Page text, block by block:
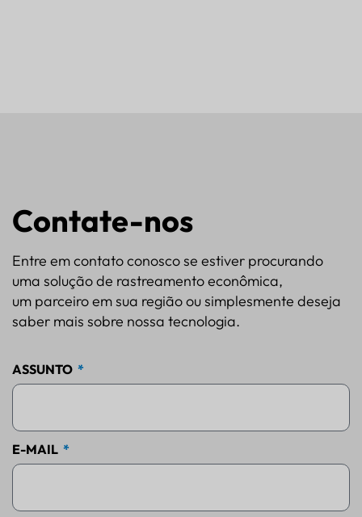
Contate-nos
Entre em contato conosco se estiver procurando
uma solução de rastreamento econômica,
um parceiro em sua região ou simplesmente deseja
saber mais sobre nossa tecnologia.
ASSUNTO
E-MAIL